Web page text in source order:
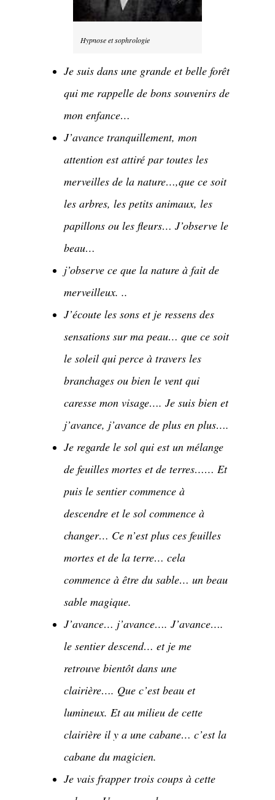
Hypnose et sophrologie
Je suis dans une grande et belle forêt
qui me rappelle de bons souvenirs de
mon enfance…
J’avance tranquillement, mon
attention est attiré par toutes les
merveilles de la nature…,que ce soit
les arbres, les petits animaux, les
papillons ou les fleurs… J’observe le
beau…
j’observe ce que la nature à fait de
merveilleux. ..
J’écoute les sons et je ressens des
sensations sur ma peau… que ce soit
le soleil qui perce à travers les
branchages ou bien le vent qui
caresse mon visage…. Je suis bien et
j’avance, j’avance de plus en plus….
Je regarde le sol qui est un mélange
de feuilles mortes et de terres…… Et
puis le sentier commence à
descendre et le sol commence à
changer… Ce n’est plus ces feuilles
mortes et de la terre… cela
commence à être du sable… un beau
sable magique.
J’avance… j’avance…. J’avance….
le sentier descend… et je me
retrouve bientôt dans une
clairière…. Que c’est beau et
lumineux. Et au milieu de cette
clairière il y a une cabane… c’est la
cabane du magicien.
Je vais frapper trois coups à cette